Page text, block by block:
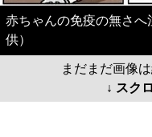
赤ちゃんの免疫の無さ
供）
まだまだ画像
↓ スク